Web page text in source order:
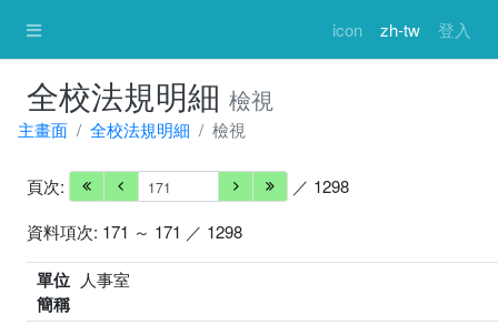
icon zh-tw 登入
全校法規明細 檢視
主畫面 全校法規明細 檢視
頁次:
／ 1298
資料項次: 171 ～ 171 ／ 1298
單位
簡稱
人事室